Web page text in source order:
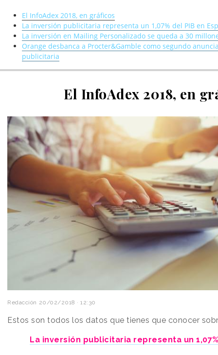
El InfoAdex 2018, en gráficos
La inversión publicitaria representa un 1,07% del PIB en
La inversión en Mailing Personalizado se queda a 30
Orange desbanca a Procter&Gamble como segundo
publicitaria
El InfoAdex 2018, en
Redacción 20/02/2018 · 12:30
Estos son todos los datos que tienes que conocer
La inversión publicitaria representa un